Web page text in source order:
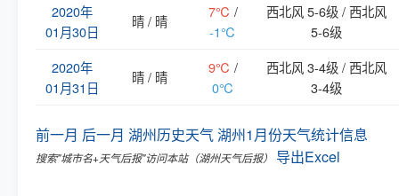
2020年
01月30日
晴 / 晴
7℃ /
-1℃
西北风 5-6级 / 西北风
5-6级
2020年
01月31日
晴 / 晴
9℃ /
0℃
西北风 3-4级 / 西北风
3-4级
前一月 后一月 湖州历史天气 湖州1月份天气统计信息
搜索"城市名+天气后报"访问本站（湖州天气后报） 导出Excel